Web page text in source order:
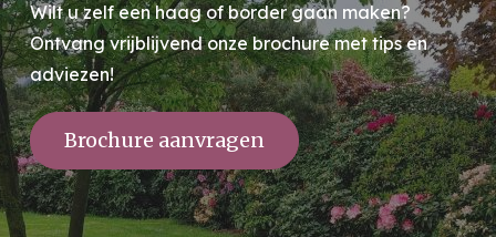
Wilt u zelf een haag of border gaan maken?
Ontvang vrijblijvend onze brochure met tips en
adviezen!
Brochure aanvragen